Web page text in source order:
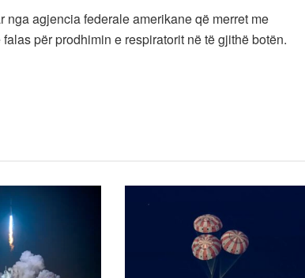
agjencia federale amerikane që merret me
për prodhimin e respiratorit në të gjithë botën.